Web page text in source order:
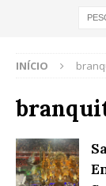
INÍCIO